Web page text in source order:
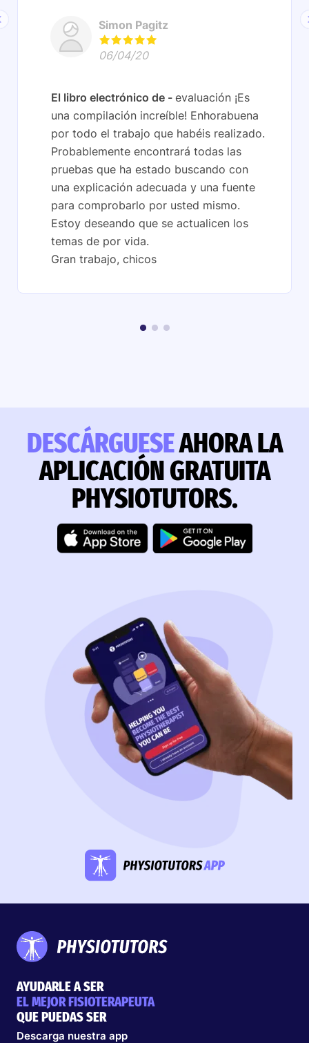
Simon Pagitz
06/04/20
El libro electrónico de
evaluación ¡Es
una compilación increíble! Enhorabuena
por todo el trabajo que habéis realizado.
Probablemente encontrará todas las
pruebas que ha estado buscando con
una explicación adecuada y una fuente
para comprobarlo por usted mismo.
Estoy deseando que se actualicen los
temas de por vida.
Gran trabajo, chicos
DESCÁRGUESEAHORA LA
APLICACIÓN GRATUITA
PHYSIOTUTORS.
AYUDARLE A SER
EL MEJOR FISIOTERAPEUTA
QUE PUEDAS SER
Descarga nuestra app